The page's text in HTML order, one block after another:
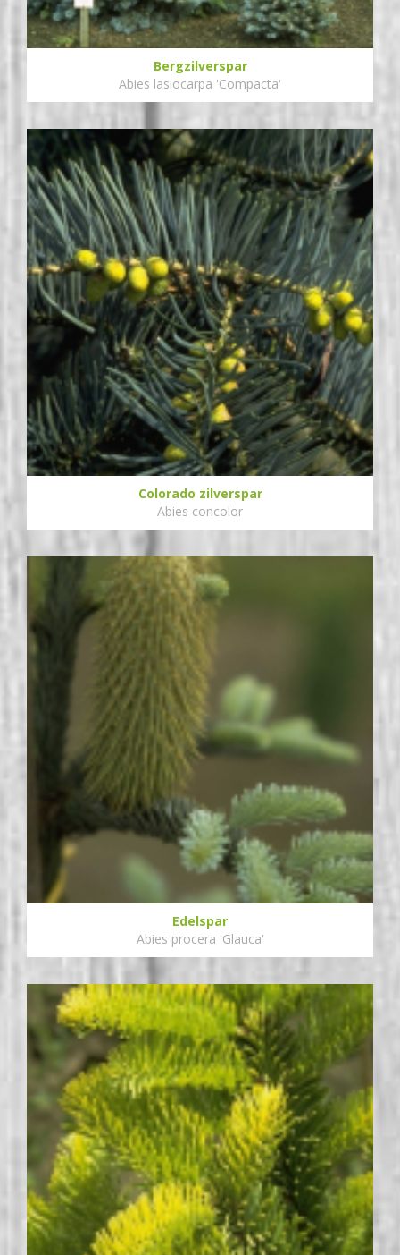
Bergzilverspar
Abies lasiocarpa 'Compacta'
Colorado zilverspar
Abies concolor
Edelspar
Abies procera 'Glauca'